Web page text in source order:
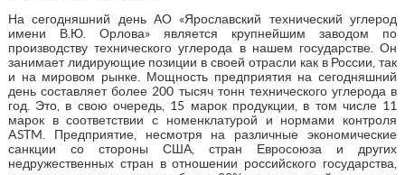
На сегодняшний день АО «Ярославский технический углерод
имени В.Ю. Орлова» является крупнейшим заводом по
производству технического углерода в нашем государстве. Он
занимает лидирующие позиции в своей отрасли как в России, так
и на мировом рынке. Мощность предприятия на сегодняшний
день составляет более 200 тысяч тонн технического углерода в
год. Это, в свою очередь, 15 марок продукции, в том числе 11
марок в соответствии с номенклатурой и нормами контроля
ASTM. Предприятие, несмотря на различные экономические
санкции со стороны США, стран Евросоюза и других
недружественных стран в отношении российского государства,